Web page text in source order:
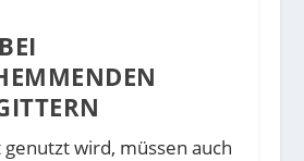
wird, müssen auch